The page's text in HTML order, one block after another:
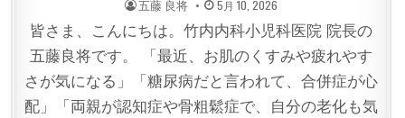
POSTED
BY
五藤 良将 POSTED
ON
5月 10, 2026
皆さま、こんにちは。竹内内科小児科医院 院長の
五藤良将です。 「最近、お肌のくすみや疲れやす
さが気になる」「糖尿病だと言われて、合併症が心
配」「両親が認知症や骨粗鬆症で、自分の老化も気